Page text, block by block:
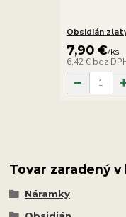
Obsidián
7,90 €/ks
6,42 € bez
Tovar zaradený
Náramky